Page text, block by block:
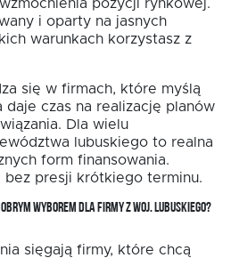
pozycji rynkowej.
i oparty na jasnych
warunkach korzystasz z
się w firmach, które myślą
daje czas na realizację planów
Dla wielu
lubuskiego to realna
form finansowania.
bez presji krótkiego terminu.
WYBOREM DLA FIRMY Z WOJ. LUBUSKIEGO?
sięgają firmy, które chcą